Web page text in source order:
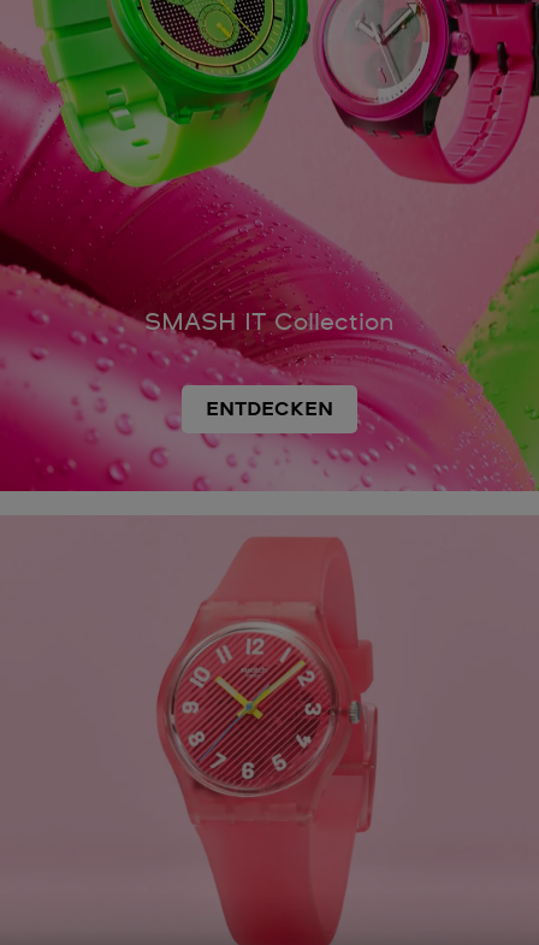
SMASH IT Collection
ENTDECKEN